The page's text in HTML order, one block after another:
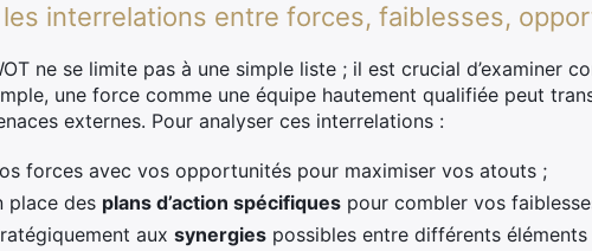
interrelations entre forces, faiblesses,
ne se limite pas à une simple liste ; il est crucial d’examiner
une force comme une équipe hautement qualifiée peut
externes. Pour analyser ces interrelations :
forces avec vos opportunités pour maximiser vos atouts ;
place des plans d’action spécifiques pour combler vos
aux synergies possibles entre différents éléments